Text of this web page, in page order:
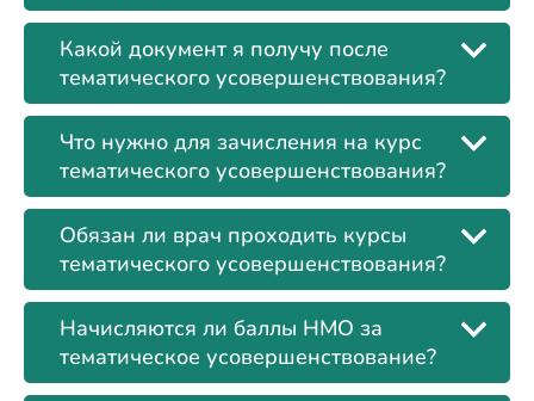
Какой документ я получу после
тематического усовершенствования?
Что нужно для зачисления на курс
тематического усовершенствования?
Обязан ли врач проходить курсы
тематического усовершенствования?
Начисляются ли баллы НМО за
тематическое усовершенствование?